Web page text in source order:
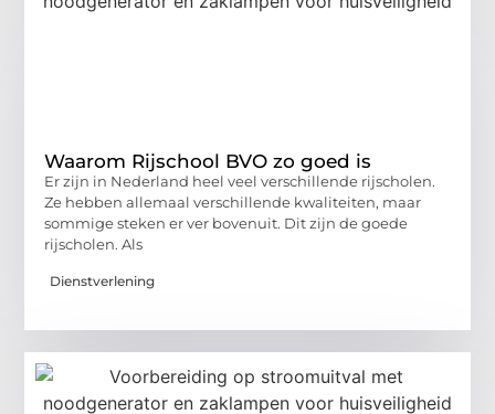
Waarom Rijschool BVO zo goed is
Er zijn in Nederland heel veel verschillende rijscholen.
Ze hebben allemaal verschillende kwaliteiten, maar
sommige steken er ver bovenuit. Dit zijn de goede
rijscholen. Als
Dienstverlening